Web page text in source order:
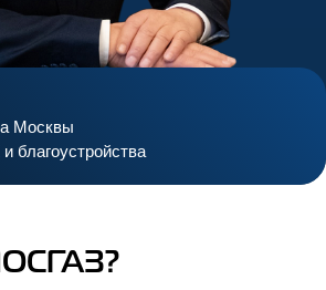
Москвы
благоустройства